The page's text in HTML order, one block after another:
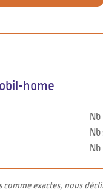
home
exactes, nous